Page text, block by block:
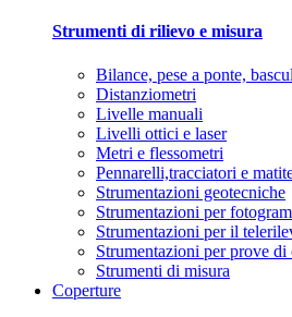
Strumenti di rilievo e misura
Bilance, pese a ponte,
Distanziometri
Livelle manuali
Livelli ottici e laser
Metri e flessometri
Pennarelli,tracciatori e
Strumentazioni geotecniche
Strumentazioni per
Strumentazioni per il
Strumentazioni per prove
Strumenti di misura
Coperture